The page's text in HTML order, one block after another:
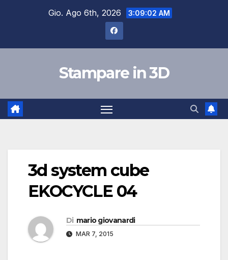
Gio. Ago 6th, 2026 3:09:02 AM
Stampare in 3D
3d system cube
EKOCYCLE 04
Di mario giovanardi
MAR 7, 2015